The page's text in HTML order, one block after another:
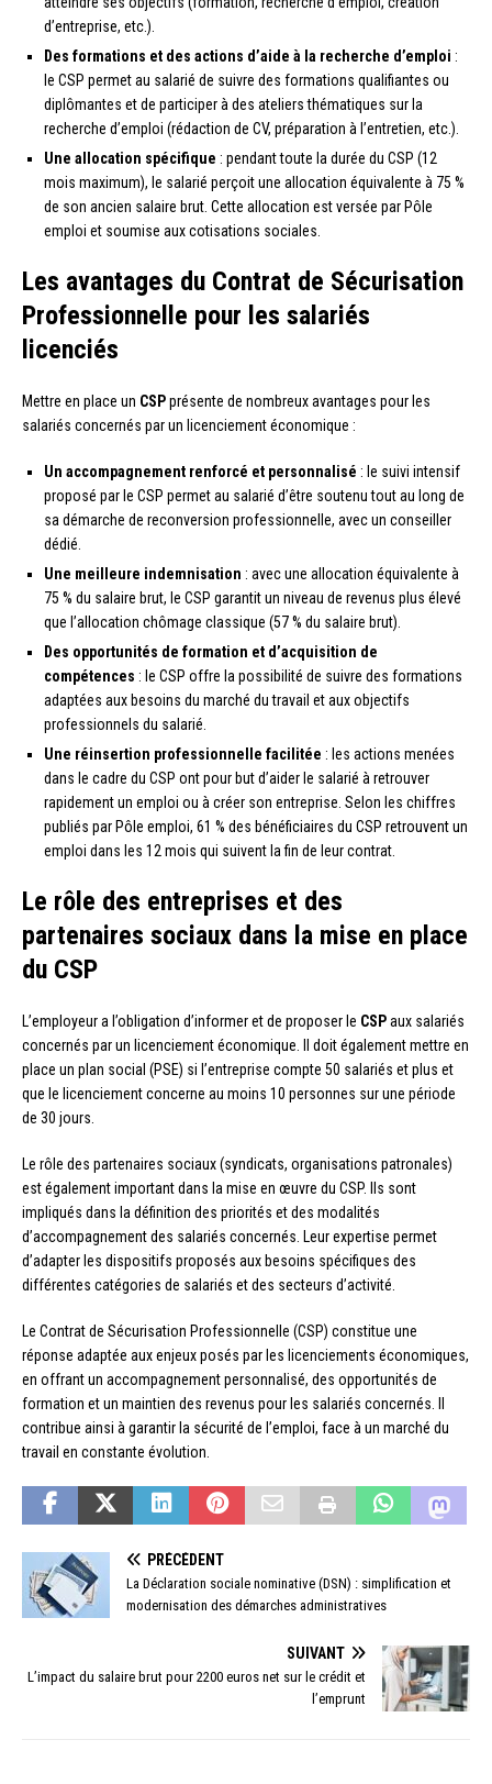
d’entreprise, etc.).
Des formations et des actions d’aide à la recherche d’emploi :
le CSP permet au salarié de suivre des formations qualifiantes ou
diplômantes et de participer à des ateliers thématiques sur la
recherche d’emploi (rédaction de CV, préparation à l’entretien, etc.).
Une allocation spécifique : pendant toute la durée du CSP (12
mois maximum), le salarié perçoit une allocation équivalente à 75 %
de son ancien salaire brut. Cette allocation est versée par Pôle
emploi et soumise aux cotisations sociales.
Les avantages du Contrat de Sécurisation
Professionnelle pour les salariés
licenciés
Mettre en place un CSPprésente de nombreux avantages pour les
salariés concernés par un licenciement économique :
Un accompagnement renforcé et personnalisé : le suivi intensif
proposé par le CSP permet au salarié d’être soutenu tout au long de
sa démarche de reconversion professionnelle, avec un conseiller
dédié.
Une meilleure indemnisation : avec une allocation équivalente à
75 % du salaire brut, le CSP garantit un niveau de revenus plus élevé
que l’allocation chômage classique (57 % du salaire brut).
Des opportunités de formation et d’acquisition de
compétences : le CSP offre la possibilité de suivre des formations
adaptées aux besoins du marché du travail et aux objectifs
professionnels du salarié.
Une réinsertion professionnelle facilitée : les actions menées
dans le cadre du CSP ont pour but d’aider le salarié à retrouver
rapidement un emploi ou à créer son entreprise. Selon les chiffres
publiés par Pôle emploi, 61 % des bénéficiaires du CSP retrouvent un
emploi dans les 12 mois qui suivent la fin de leur contrat.
Le rôle des entreprises et des
partenaires sociaux dans la mise en place
du CSP
L’employeur a l’obligation d’informer et de proposer le CSPaux salariés
concernés par un licenciement économique. Il doit également mettre en
place un plan social (PSE) si l’entreprise compte 50 salariés et plus et
que le licenciement concerne au moins 10 personnes sur une période
de 30 jours.
Le rôle des partenaires sociaux (syndicats, organisations patronales)
est également important dans la mise en œuvre du CSP. Ils sont
impliqués dans la définition des priorités et des modalités
d’accompagnement des salariés concernés. Leur expertise permet
d’adapter les dispositifs proposés aux besoins spécifiques des
différentes catégories de salariés et des secteurs d’activité.
Le Contrat de Sécurisation Professionnelle (CSP) constitue une
réponse adaptée aux enjeux posés par les licenciements économiques,
en offrant un accompagnement personnalisé, des opportunités de
formation et un maintien des revenus pour les salariés concernés. Il
contribue ainsi à garantir la sécurité de l’emploi, face à un marché du
travail en constante évolution.
PRÉCÉDENT
La Déclaration sociale nominative (DSN) : simplification et
modernisation des démarches administratives
SUIVANT
L’impact du salaire brut pour 2200 euros net sur le crédit et
l’emprunt